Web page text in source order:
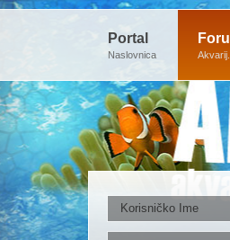
Portal
Naslovnica